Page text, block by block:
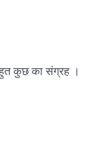
कुछ का संग्रह ।